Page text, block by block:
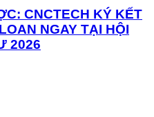
CNCTECH KÝ KẾT
NGAY TẠI HỘI
2026